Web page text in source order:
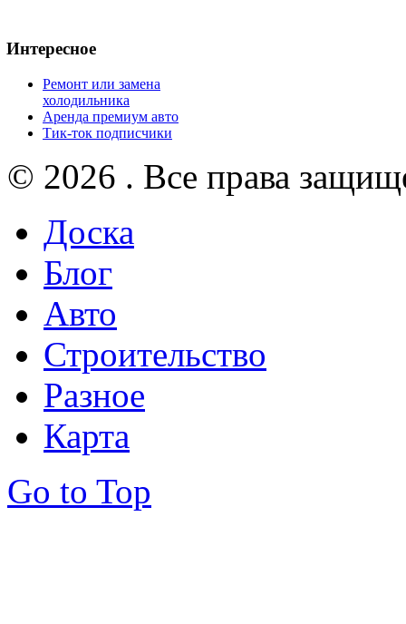
Интересное
Ремонт или замена
холодильника
Аренда премиум авто
Тик-ток подписчики
© 2026 . Все права
Доска
Блог
Авто
Строительство
Разное
Карта
Go to Top